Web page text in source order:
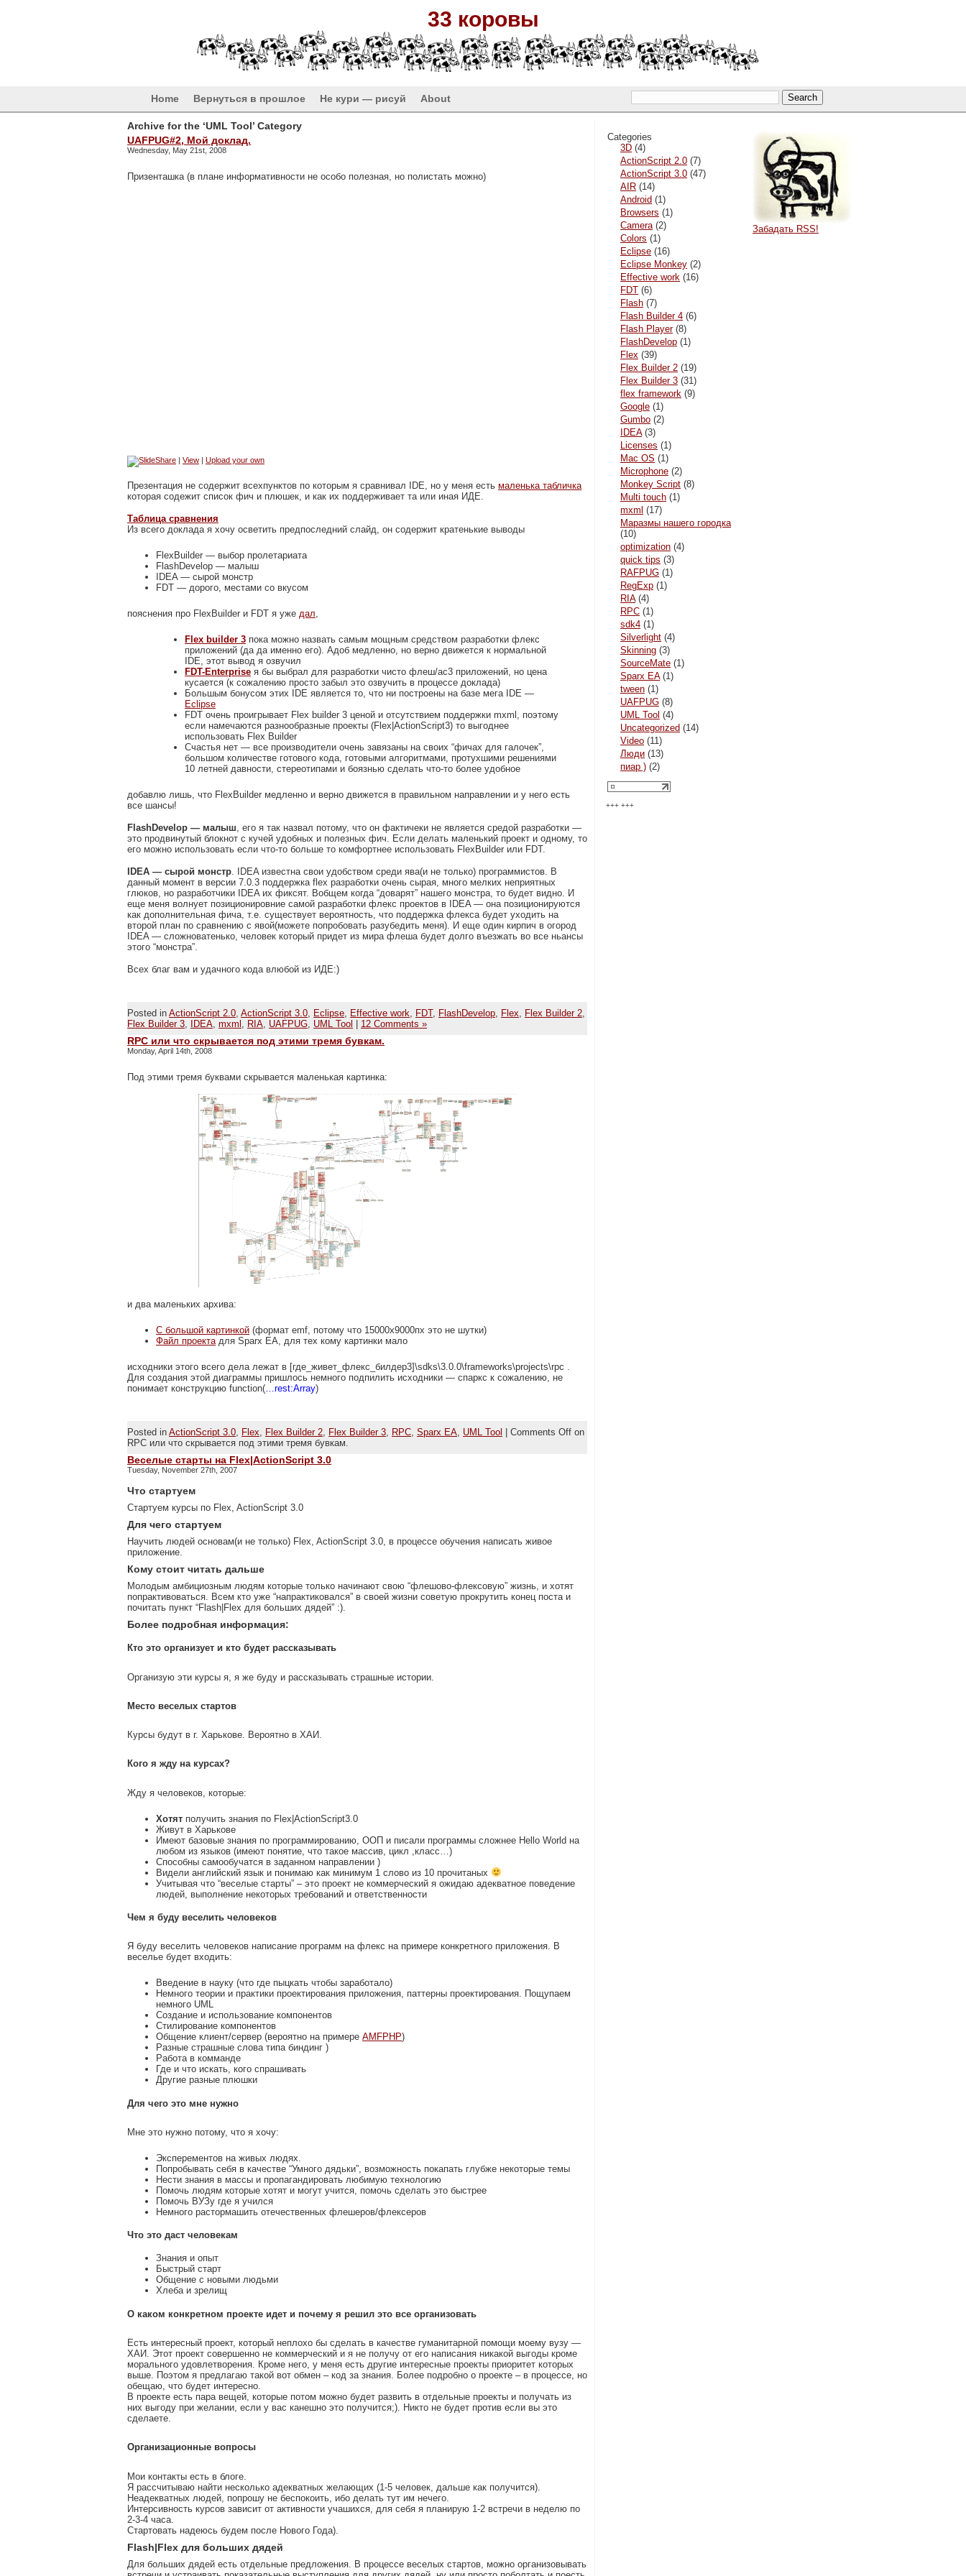
33 коровы
Home Вернуться в прошлое Не кури — рисуй About
Archive for the ‘UML Tool’ Category
UAFPUG#2, Мой доклад.
Wednesday, May 21st, 2008
Призенташка (в плане информативности не особо полезная, но полистать можно)
| View | Upload your own
Презентация не содержит всехпунктов по которым я сравнивал IDE, но у меня есть маленька табличка
которая содежит список фич и плюшек, и как их поддерживает та или иная ИДЕ.
Таблица сравнения
Из всего доклада я хочу осветить предпоследний слайд, он содержит кратенькие выводы
FlexBuilder — выбор пролетариата
FlashDevelop — малыш
IDEA — сырой монстр
FDT — дорого, местами со вкусом
пояснения про FlexBuilder и FDT я уже дал,
Flex builder 3 пока можно назвать самым мощным средством разработки флекс
приложений (да да именно его). Адоб медленно, но верно движется к нормальной
IDE, этот вывод я озвучил
FDT-Enterprise я бы выбрал для разработки чисто флеш/ас3 приложений, но цена
кусается (к сожалению просто забыл это озвучить в процессе доклада)
Большым бонусом этих IDE является то, что ни построены на базе мега IDE —
Eclipse
FDT очень проигрывает Flex builder 3 ценой и отсутствием поддержки mxml, поэтому
если намечаются разнообразные проекты (Flex|ActionScript3) то выгоднее
использовать Flex Builder
Счастья нет — все производители очень завязаны на своих “фичах для галочек”,
большом количестве готового кода, готовыми алгоритмами, протухшими решениями
10 летней давности, стереотипами и боязнью сделать что-то более удобное
добавлю лишь, что FlexBuilder медленно и верно движется в правильном направлении и у него есть
все шансы!
FlashDevelop — малыш, его я так назвал потому, что он фактичеки не является средой разработки —
это продвинутый блокнот с кучей удобных и полезных фич. Если делать маленький проект и одному, то
его можно использовать если что-то больше то комфортнее использовать FlexBuilder или FDT.
IDEA — сырой монстр. IDEA известна свои удобством среди ява(и не только) программистов. В
данный момент в версии 7.0.3 поддержка flex разработки очень сырая, много мелких неприятных
глюков, но разработчики IDEA их фиксят. Вобщем когда “доварят” нашего монстра, то будет видно. И
еще меня волнует позиционировние самой разработки флекс проектов в IDEA — она позиционируются
как дополнительная фича, т.е. существует вероятность, что поддержка флекса будет уходить на
второй план по сравнению с явой(можете попробовать разубедить меня). И еще один кирпич в огород
IDEA — сложноватенько, человек который придет из мира флеша будет долго въезжать во все ньансы
этого “монстра”.
Всех благ вам и удачного кода влюбой из ИДЕ:)
Posted in ActionScript 2.0, ActionScript 3.0, Eclipse, Effective work, FDT, FlashDevelop, Flex, Flex Builder 2,
Flex Builder 3, IDEA, mxml , RIA, UAFPUG, UML Tool 12 Comments »
RPC или что скрывается под этими тремя бувкам.
Monday, April 14th, 2008
Под этими тремя буквами скрывается маленькая картинка:
и два маленьких архива:
С большой картинкой (формат emf, потому что 15000х9000пх это не шутки)
Файл проектадля Sparx EA, для тех кому картинки мало
исходники этого всего дела лежат в [где_живет_флекс_билдер3]\sdks\3.0.0\frameworks\projects\rpc .
Для создания этой диаграммы пришлось немного подпилить исходники — спаркс к сожалению, не
понимает конструкцию function(…rest:Array)
Posted in ActionScript 3.0, Flex, Flex Builder 2, Flex Builder 3, RPC, Sparx EA, UML Tool Comments Off on
RPC или что скрывается под этими тремя бувкам.
Веселые старты на Flex|ActionScript 3.0
Tuesday, November 27th, 2007
Что стартуем
Стартуем курсы по Flex, ActionScript 3.0
Для чего стартуем
Научить людей основам(и не только) Flex, ActionScript 3.0, в процессе обучения написать живое
приложение.
Кому стоит читать дальше
Молодым амбициозным людям которые только начинают свою “флешово-флексовую” жизнь, и хотят
попрактивоваться. Всем кто уже “напрактиковался” в своей жизни советую прокрутить конец поста и
почитать пункт “Flash|Flex для больших дядей” :).
Более подробная информация:
Кто это организует и кто будет рассказывать
Организую эти курсы я, я же буду и рассказывать страшные истории.
Место веселых стартов
Курсы будут в г. Харькове. Вероятно в ХАИ.
Кого я жду на курсах?
Жду я человеков, которые:
Хотят получить знания по Flex|ActionScript3.0
Живут в Харькове
Имеют базовые знания по программированию, ООП и писали программы сложнее Hello World на
любом из языков (имеют понятие, что такое массив, цикл ,класс…)
Способны самообучатся в заданном направлении )
Видели английский язык и понимаю как минимум 1 слово из 10 прочитаных
Учитывая что “веселые старты” – это проект не коммерческий я ожидаю адекватное поведение
людей, выполнение некоторых требований и ответственности
Чем я буду веселить человеков
Я буду веселить человеков написание программ на флекс на примере конкретного приложения. В
веселье будет входить:
Введение в науку (что где пыцкать чтобы заработало)
Немного теории и практики проектирования приложения, паттерны проектирования. Пощупаем
немного UML
Создание и использование компонентов
Стилирование компонентов
Общение клиент/сервер (вероятно на примере AMFPHP)
Разные страшные слова типа биндинг )
Работа в комманде
Где и что искать, кого спрашивать
Другие разные плюшки
Для чего это мне нужно
Мне это нужно потому, что я хочу:
Эксперементов на живых людях.
Попробывать себя в качестве “Умного дядьки”, возможность покапать глубже некоторые темы
Нести знания в массы и пропагандировать любимую технологию
Помочь людям которые хотят и могут учится, помочь сделать это быстрее
Помочь ВУЗу где я учился
Немного растормашить отечественных флешеров/флексеров
Что это даст человекам
Знания и опыт
Быстрый старт
Общение с новыми людьми
Хлеба и зрелищ
О каком конкретном проекте идет и почему я решил это все организовать
Есть интересный проект, который неплохо бы сделать в качестве гуманитарной помощи моему вузу —
ХАИ. Этот проект совершенно не коммерческий и я не получу от его написания никакой выгоды кроме
морального удовлетворения. Кроме него, у меня есть другие интересные проекты приоритет которых
выше. Поэтом я предлагаю такой вот обмен – код за знания. Более подробно о проекте – в процессе, но
обещаю, что будет интересно.
В проекте есть пара вещей, которые потом можно будет развить в отдельные проекты и получать из
них выгоду при желании, если у вас канешно это получится;). Никто не будет против если вы это
сделаете.
Организационные вопросы
Мои контакты есть в блоге.
Я рассчитываю найти несколько адекватных желающих (1-5 человек, дальше как получится).
Неадекватных людей, попрошу не беспокоить, ибо делать тут им нечего.
Интерсивность курсов зависит от активности учашихся, для себя я планирую 1-2 встречи в неделю по
2-3-4 часа.
Стартовать надеюсь будем после Нового Года).
Flash|Flex для больших дядей
Для больших дядей есть отдельные предложения. В процессе веселых стартов, можно организовывать
Categories
3D (4)
ActionScript 2.0 (7)
ActionScript 3.0 (47)
AIR (14)
Android (1)
Browsers (1)
Camera(2)
Colors (1)
Eclipse (16)
Eclipse Monkey (2)
Effective work (16)
FDT (6)
Flash (7)
Flash Builder 4 (6)
Flash Player(8)
FlashDevelop (1)
Flex (39)
Flex Builder 2 (19)
Flex Builder 3 (31)
flex framework (9)
Google (1)
Gumbo (2)
IDEA(3)
Licenses (1)
Mac OS (1)
Microphone (2)
Monkey Script (8)
Multi touch (1)
mxml (17)
Mаразмы нашего городка
(10)
optimization (4)
quick tips (3)
RAFPUG (1)
RegExp (1)
RIA(4)
RPC (1)
sdk4 (1)
Silverlight (4)
Skinning (3)
SourceMate (1)
Sparx EA(1)
tween (1)
UAFPUG (8)
UML Tool (4)
Uncategorized (14)
Video (11)
Люди (13)
пиар ) (2)
+++ +++
Забадать RSS!